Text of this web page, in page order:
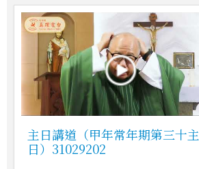
主日講道（甲年常年期第三十主
日）31029202